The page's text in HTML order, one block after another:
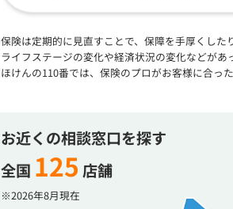
保険は定期的に見直すことで、保障を手厚くした
ライフステージの変化や経済状況の変化などがあ
ほけんの110番では、保険のプロがお客様に合っ
お近くの相談窓口を探す
全国 125 店舗
※2026年8月現在